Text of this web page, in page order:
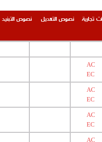
تجارية نصوص التعديل نصوص التبنيد
AC
EC
AC
EC
AC
EC
AC